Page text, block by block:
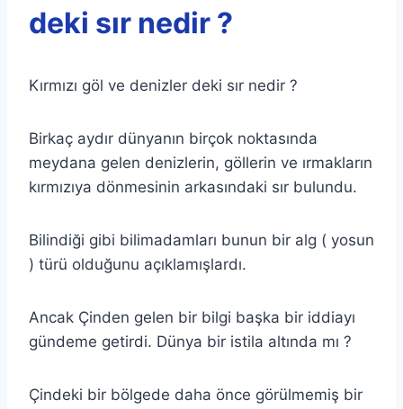
deki sır nedir ?
Kırmızı göl ve denizler deki sır nedir ?
Birkaç aydır dünyanın birçok noktasında
meydana gelen denizlerin, göllerin ve ırmakların
kırmızıya dönmesinin arkasındaki sır bulundu.
Bilindiği gibi bilimadamları bunun bir alg ( yosun
) türü olduğunu açıklamışlardı.
Ancak Çinden gelen bir bilgi başka bir iddiayı
gündeme getirdi. Dünya bir istila altında mı ?
Çindeki bir bölgede daha önce görülmemiş bir